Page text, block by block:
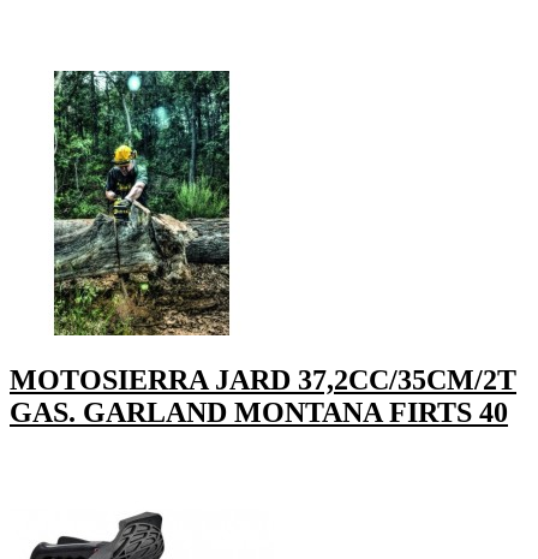
MOTOSIERRA JARD 37,2CC/35CM/2T
GAS. GARLAND MONTANA FIRTS 40